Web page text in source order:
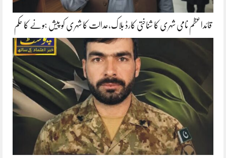
قائداعظم نامی شہری کا شناختی کارڈ بلاک،عدالت کا شہری کو پیش ہونے کا حکم